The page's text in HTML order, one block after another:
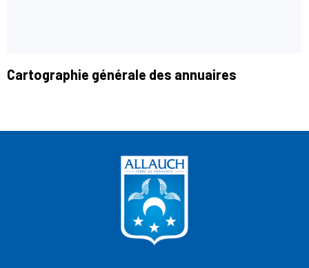
Cartographie générale des annuaires